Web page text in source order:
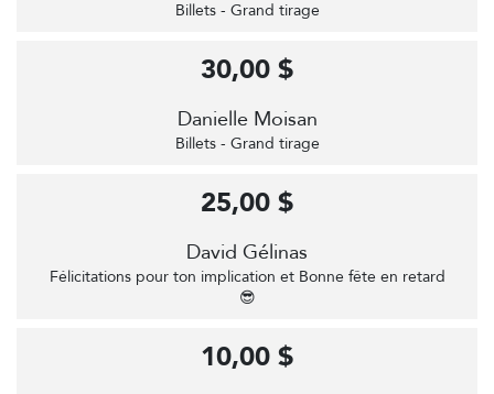
Billets - Grand tirage
Danielle Moisan
Billets - Grand tirage
30,00 $
David Gélinas
Félicitations pour ton implication et Bonne fête en retard
😎
25,00 $
10,00 $